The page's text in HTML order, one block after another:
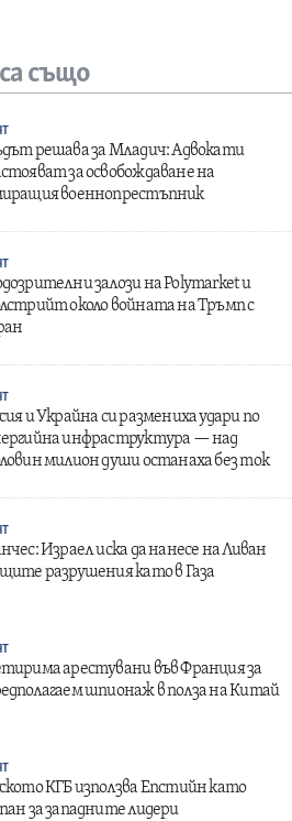
също
решава за Младич: Адвокати
за освобождаване на
военнопрестъпник
залози на Polymarket и
около войната на Тръмп с
и Украйна си размениха удари по
инфраструктура — над
милион души останаха без ток
Израел иска да нанесе на Ливан
разрушения като в Газа
арестувани във Франция за
шпионаж в полза на Китай
КГБ използва Епстийн като
за западните лидери